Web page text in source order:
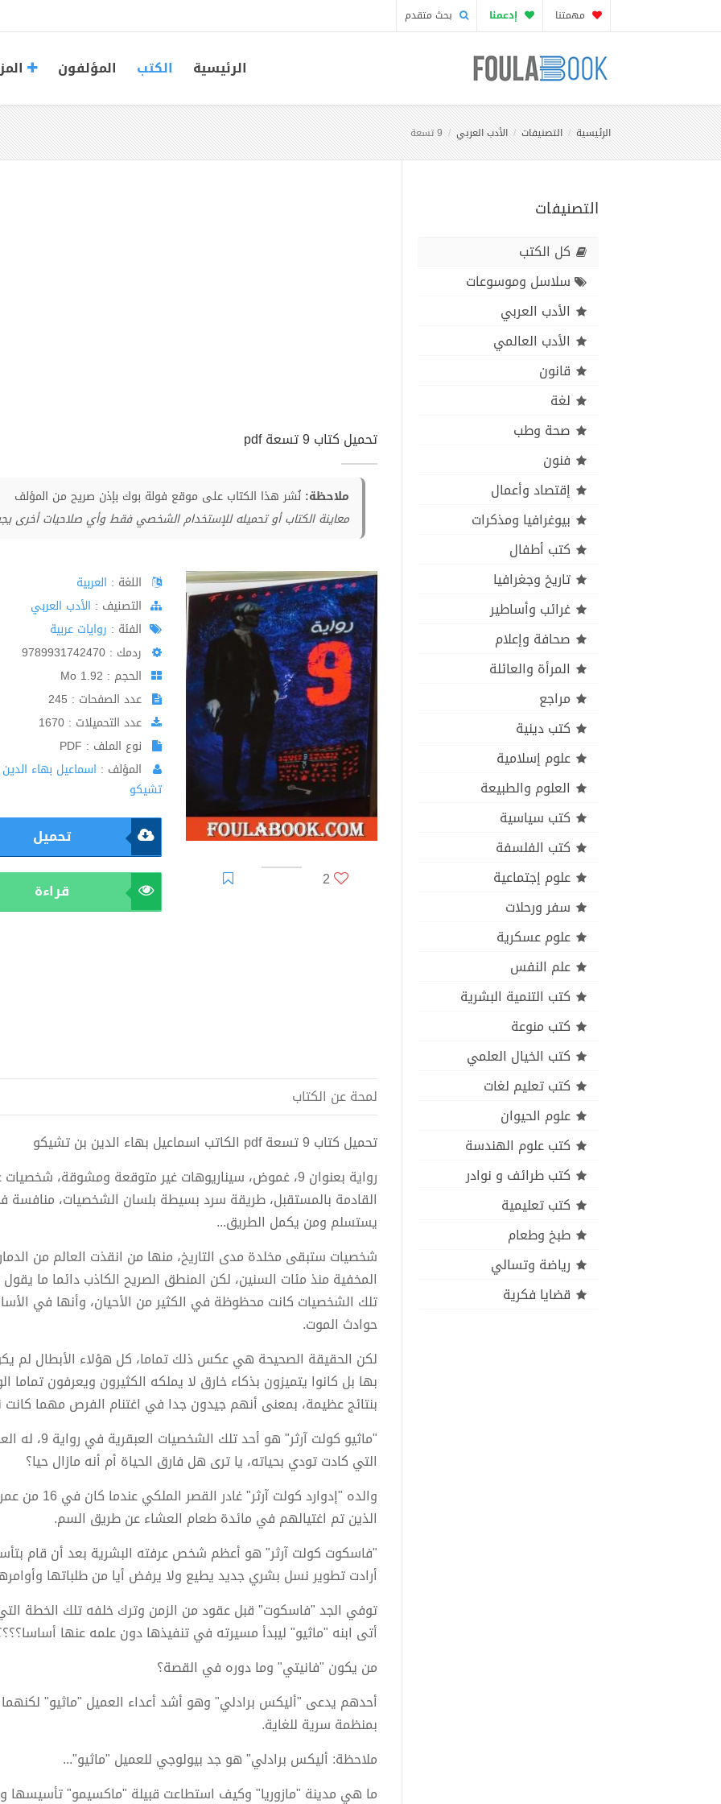
مهمتنا إدعمنا بحث متقدم
الرئيسية الكتب المؤلفون
الرئيسية التصنيفات الأدب العربي 9 تسعة
التصنيفات
كل الكتب
سلاسل وموسوعات
الأدب العربي
الأدب العالمي
قانون
لغة
صحة وطب
فنون
إقتصاد وأعمال
بيوغرافيا ومذكرات
كتب أطفال
تاريخ وجغرافيا
غرائب وأساطير
صحافة وإعلام
المرأة والعائلة
مراجع
كتب دينية
علوم إسلامية
العلوم والطبيعة
كتب سياسية
كتب الفلسفة
علوم إجتماعية
سفر ورحلات
علوم عسكرية
علم النفس
كتب التنمية البشرية
كتب منوعة
كتب الخيال العلمي
كتب تعليم لغات
علوم الحيوان
كتب علوم الهندسة
كتب طرائف و نوادر
كتب تعليمية
طبخ وطعام
رياضة وتسالي
قضايا فكرية
تحميل كتاب 9 تسعة pdf
ملاحظة: نُشر هذا الكتاب على موقع فولة بوك بإذن صريح من المؤلف
معاينة الكتاب أو تحميله للإستخدام الشخصي فقط وأي صلاحيات أخرى
2
اللغة : العربية
اﻟﺘﺼﻨﻴﻒ : الأدب العربي
الفئة : روايات عربية
ردمك : 9789931742470
الحجم : 1.92 Mo
عدد الصفحات : 245
عدد التحميلات : 1670
نوع الملف : PDF
المؤلف : اسماعيل بهاء
تشيكو
تحميل
قراءة
لمحة عن الكتاب
تحميل كتاب 9 تسعة pdf الكاتب اسماعيل بهاء الدين بن تشيكو
رواية بعنوان 9، غموض، سيناريوهات غير متوقعة ومشوقة،
القادمة بالمستقبل، طريقة سرد بسيطة بلسان الشخصيات،
يستسلم ومن يكمل الطريق...
شخصيات ستبقى مخلدة مدى التاريخ، منها من انقذت العالم من
المخفية منذ مئات السنين، لكن المنطق الصريح الكاذب دائما ما
تلك الشخصيات كانت محظوظة في الكثير من الأحيان، وأنها في
حوادث الموت.
لكن الحقيقة الصحيحة هي عكس ذلك تماما، كل هؤلاء الأبطال لم
بها بل كانوا يتميزون بذكاء خارق لا يملكه الكثيرون ويعرفون
بنتائج عظيمة، بمعنى أنهم جيدون جدا في اغتنام الفرص مهما
"ماثيو كولت
التي كادت تودي بحياته، يا ترى هل فارق الحياة أم أنه مازال حيا؟
والده
الذين تم اغتيالهم في مائدة طعام العشاء عن طريق السم.
"فاسكوت كولت آرثر" هو أعظم شخص عرفته البشرية بعد أن قام
أرادت تطوير نسل بشري جديد يطيع ولا يرفض أيا من طلباتها
توفي الجد "فاسكوت" قبل عقود من الزمن وترك خلفه تلك الخطة
أتى ابنه "ماثيو" ليبدأ مسيرته في تنفيذها دون علمه عنها
من يكون "فانيتي" وما دوره في القصة؟
أحدهم يدعى "أليكس برادلي" وهو أشد أعداء العميل "ماثيو"
بمنظمة سرية للغاية.
ملاحظة: أليكس برادلي" هو جد بيولوجي للعميل "ماثيو"...
ما هي مدينة "مازوريا" وكيف استطاعت قبيلة "ماكسيمو" تأسيسها